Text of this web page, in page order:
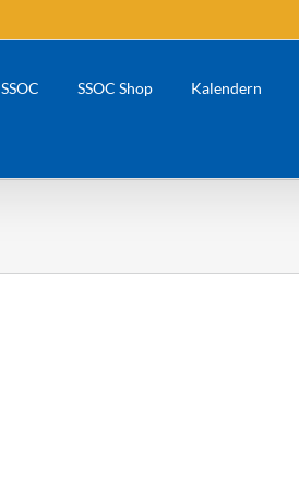
SSOC SSOC Shop Kalendern